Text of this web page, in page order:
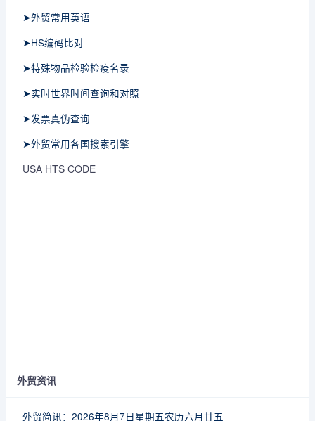
➤外贸常用英语
➤HS编码比对
➤特殊物品检验检疫名录
➤实时世界时间查询和对照
➤发票真伪查询
➤外贸常用各国搜索引擎
USA HTS CODE
外贸资讯
外贸简讯：2026年8月7日星期五农历六月廿五